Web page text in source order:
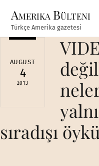
content
Amerika Bülteni
Türkçe Amerika gazetesi
AUGUST
4
2013
sıradışı